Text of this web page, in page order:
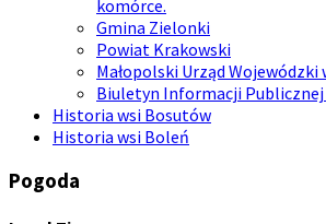
komórce.
Gmina Zielonki
Powiat Krakowski
Małopolski Urząd Wojewódzki
Biuletyn Informacji Publicznej
Historia wsi Bosutów
Historia wsi Boleń
Pogoda